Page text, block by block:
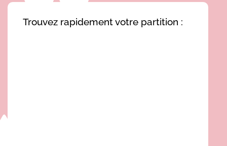
Trouvez rapidement votre partition :